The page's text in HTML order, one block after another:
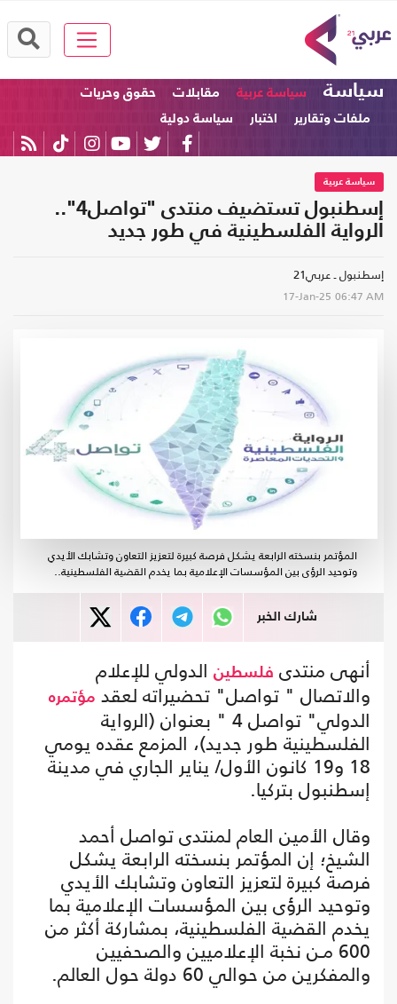
سياسة سياسة عربية مقابلات
حقوق وحريات
ملفات وتقارير
اختبار سياسة دولية
سياسة عربية
إسطنبول تستضيف منتدى "تواصل4"..
الرواية الفلسطينية في طور جديد
إسطنبول ـ عربي21
17-Jan-25 06:47 AM
المؤتمر بنسخته الرابعة يشكل فرصة كبيرة لتعزيز التعاون وتشابك الأيدي
وتوحيد الرؤى بين المؤسسات الإعلامية بما يخدم القضية الفلسطينية..
شارك الخبر
أنهى منتدى فلسطين الدولي للإعلام
والاتصال " تواصل" تحضيراته لعقد مؤتمره
الدولي" تواصل 4 " بعنوان (الرواية
الفلسطينية طور جديد)، المزمع عقده يومي
18 و19 كانون الأول/ يناير الجاري في مدينة
إسطنبول بتركيا.
وقال الأمين العام لمنتدى تواصل أحمد
الشيخ؛ إن المؤتمر بنسخته الرابعة يشكل
فرصة كبيرة لتعزيز التعاون وتشابك الأيدي
وتوحيد الرؤى بين المؤسسات الإعلامية بما
يخدم القضية الفلسطينية، بمشاركة أكثر من
600 مـن نخبة الإعلاميين والصحفيين
والمفكرين من حوالي 60 دولة حول العالم.